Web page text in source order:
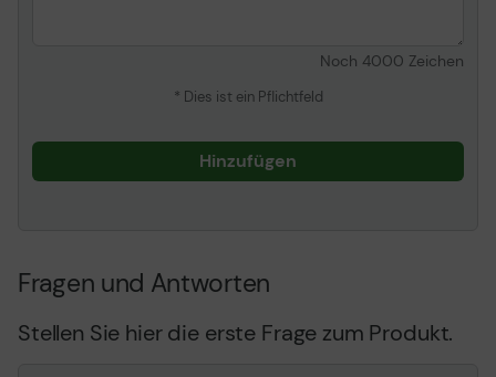
Noch 4000 Zeichen
* Dies ist ein Pflichtfeld
Hinzufügen
Fragen und Antworten
Stellen Sie hier die erste Frage zum Produkt.